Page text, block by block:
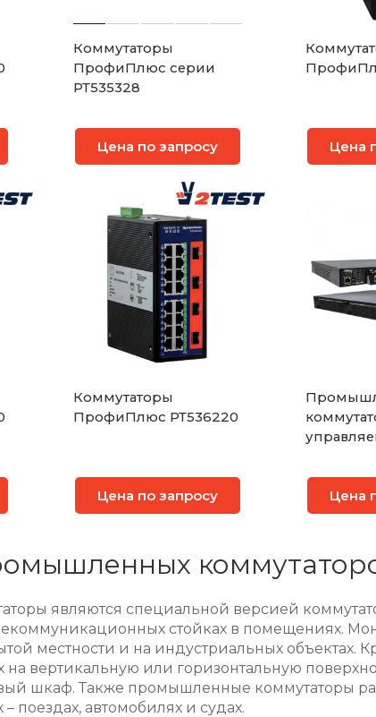
Коммутаторы
ПрофиПлюс серии
РТ535328
Цена по запросу Цена
Коммутаторы
ПрофиПлюс РТ536220
Цена по запросу Цена
являются специальной версией
стойках в помещениях.
местности и на индустриальных объектах.
на вертикальную или горизонтальную
шкаф. Также промышленные коммутаторы
поездах, автомобилях и судах.